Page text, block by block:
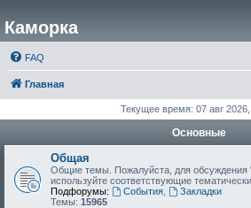
Каморка
FAQ
Главная
Текущее время: 07 авг
Основные
Общая
Общие темы. Пожалуйста, для обсуждения
используйте соответствующие
Подфорумы:
События,
Закладки
Темы: 15965